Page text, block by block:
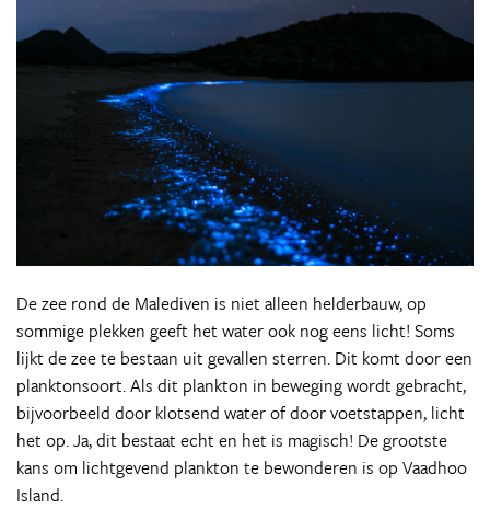
De zee rond de Malediven is niet alleen helderbauw, op
sommige plekken geeft het water ook nog eens licht! Soms
lijkt de zee te bestaan uit gevallen sterren. Dit komt door een
planktonsoort. Als dit plankton in beweging wordt gebracht,
bijvoorbeeld door klotsend water of door voetstappen, licht
het op. Ja, dit bestaat echt en het is magisch! De grootste
kans om lichtgevend plankton te bewonderen is op Vaadhoo
Island.